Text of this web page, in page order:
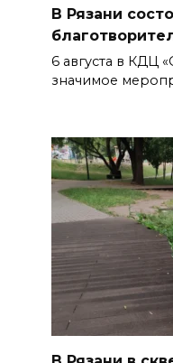
В Рязани
6 августа в КДЦ
значимое